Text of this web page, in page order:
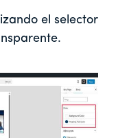
el selector